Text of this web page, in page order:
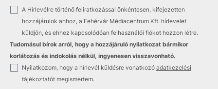
✓
A Hírlevélre történő feliratkozással önkéntesen, kifejezetten
hozzájárulok ahhoz, a Fehérvár Médiacentrum Kft. hírlevelet
küldjön, és ehhez kapcsolódóan felhasználói fiókot hozzon létre.
Tudomásul bírok arról, hogy a hozzájáruló nyilatkozat bármikor
korlátozás és indokolás nélkül, ingyenesen visszavonható.
✓ Nyilatkozom, hogy a hírlevél küldésre vonatkozó adatkezelési
tájékoztatót megismertem.